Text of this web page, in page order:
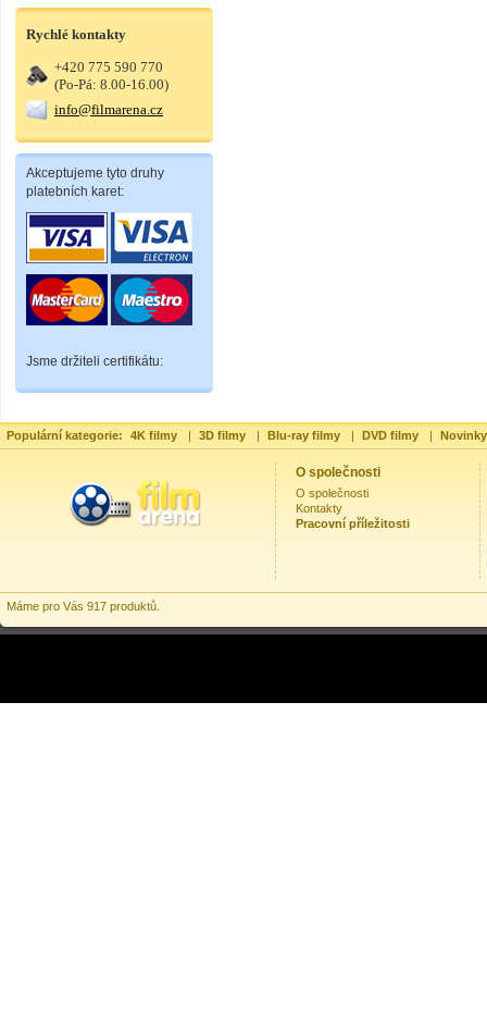
Rychlé kontakty
+420 775 590 770
(Po-Pá: 8.00-16.00)
info@filmarena.cz
Akceptujeme tyto druhy
platebních karet:
Jsme držiteli certifikátu:
Populární kategorie: 4K filmy | 3D filmy | Blu-ray filmy | DVD filmy |
O společnosti
O společnosti
Kontakty
Pracovní příležitosti
Máme pro Vás 917 produktů.